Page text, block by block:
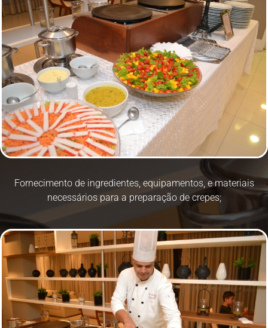
Fornecimento de ingredientes, equipamentos, e materiais
necessários para a preparação de crepes;